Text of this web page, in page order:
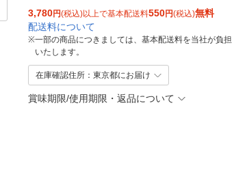
3,780円(税込)以上で基本配送料550円(税込)無料
配送料について
※一部の商品につきましては、基本配送料を当社が負担
いたします。
在庫確認住所：東京都にお届け
賞味期限/使用期限・返品について